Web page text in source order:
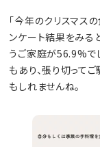
「今年のクリスマス
ンケート結果をみる
うご家庭が56.9%で
もあり、張り切って
もしれませんね。